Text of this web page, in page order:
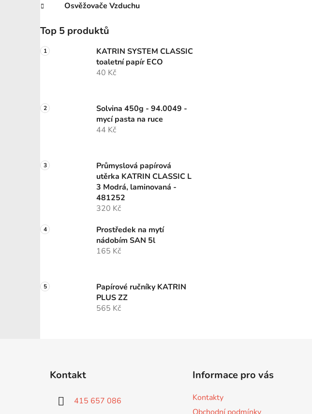
Osvěžovače Vzduchu
Top 5 produktů
KATRIN SYSTEM CLASSIC
toaletní papír ECO
40 Kč
Solvina 450g - 94.0049 -
mycí pasta na ruce
44 Kč
Průmyslová papírová
utěrka KATRIN CLASSIC L
3 Modrá, laminovaná -
481252
320 Kč
Prostředek na mytí
nádobím SAN 5l
165 Kč
Papírové ručníky KATRIN
PLUS ZZ
565 Kč
Kontakt
415 657 086
Informace pro vás
Kontakty